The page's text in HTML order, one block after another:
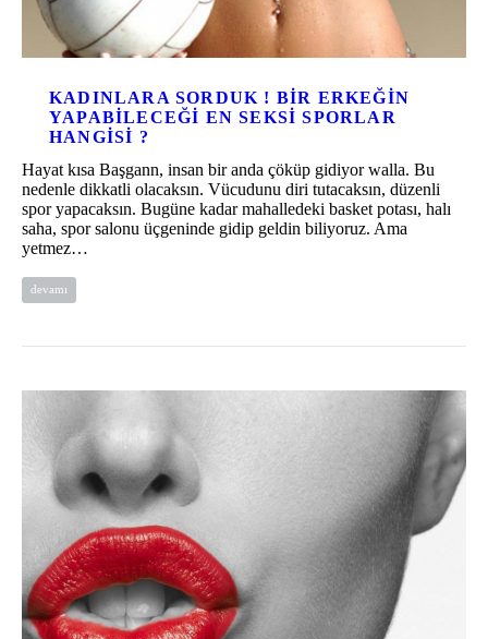
KADINLARA SORDUK ! BIR ERKEĞIN
YAPABILECEĞI EN SEKSI SPORLAR
HANGISI ?
Hayat kısa Başgann, insan bir anda çöküp gidiyor walla. Bu
nedenle dikkatli olacaksın. Vücudunu diri tutacaksın, düzenli
spor yapacaksın. Bugüne kadar mahalledeki basket potası, halı
saha, spor salonu üçgeninde gidip geldin biliyoruz. Ama
yetmez…
devamı